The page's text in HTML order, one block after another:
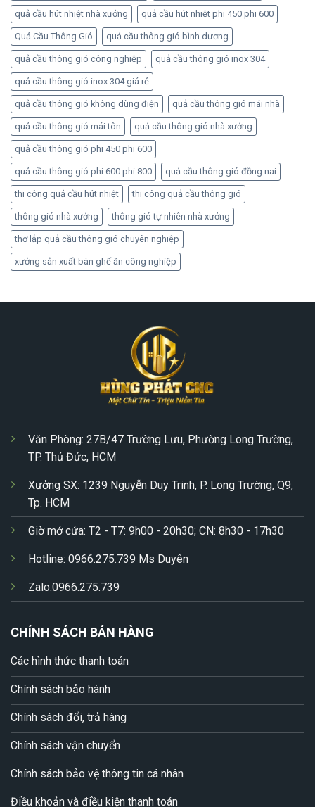
quả cầu hút nhiệt nhà xưởng quả cầu hút nhiệt phi 450 phi 600
Quả Cầu Thông Gió quả cầu thông gió bình dương
quả cầu thông gió công nghiệp quả cầu thông gió inox 304
quả cầu thông gió inox 304 giá rẻ
quả cầu thông gió không dùng điện quả cầu thông gió mái nhà
quả cầu thông gió mái tôn quả cầu thông gió nhà xưởng
quả cầu thông gió phi 450 phi 600
quả cầu thông gió phi 600 phi 800 quả cầu thông gió đồng nai
thi công quả cầu hút nhiệt thi công quả cầu thông gió
thông gió nhà xưởng thông gió tự nhiên nhà xưởng
thợ lắp quả cầu thông gió chuyên nghiệp
xưởng sản xuất bàn ghế ăn công nghiệp
Văn Phòng: 27B/47 Trường Lưu, Phường Long Trường,
TP. Thủ Đức, HCM
Xưởng SX: 1239 Nguyễn Duy Trinh, P. Long Trường, Q9,
Tp. HCM
Giờ mở cửa: T2 - T7: 9h00 - 20h30; CN: 8h30 - 17h30
Hotline: 0966.275.739 Ms Duyên
Zalo:0966.275.739
CHÍNH SÁCH BÁN HÀNG
Các hình thức thanh toán
Chính sách bảo hành
Chính sách đổi, trả hàng
Chính sách vận chuyển
Chính sách bảo vệ thông tin cá nhân
Điều khoản và điều kiện thanh toán